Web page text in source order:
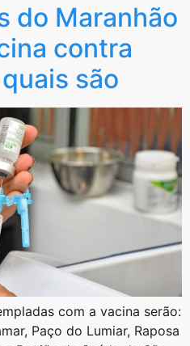
do Maranhão
contra
são
com a vacina serão:
Paço do Lumiar, Raposa